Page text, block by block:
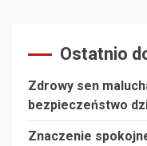
Ostatnio
Zdrowy sen
bezpieczeństwo
Znaczenie